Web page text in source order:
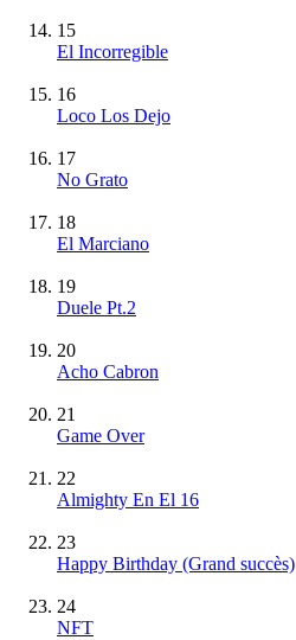
15
El Incorregible
16
Loco Los Dejo
17
No Grato
18
El Marciano
19
Duele Pt.2
20
Acho Cabron
21
Game Over
22
Almighty En El 16
23
Happy Birthday (Grand succès)
24
NFT